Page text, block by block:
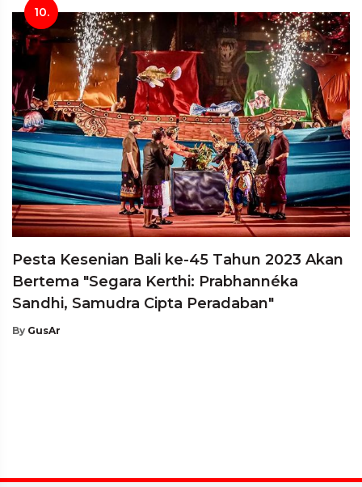
10.
Pesta Kesenian Bali ke-45 Tahun 2023 Akan
Bertema "Segara Kerthi: Prabhannéka
Sandhi, Samudra Cipta Peradaban"
By GusAr